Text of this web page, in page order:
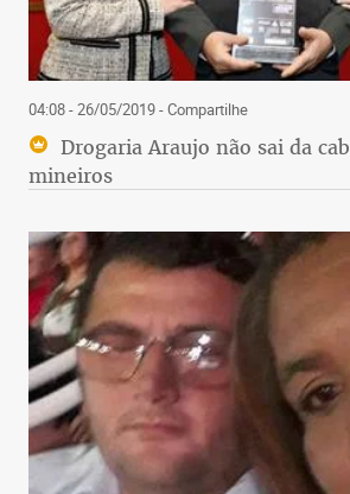
04:08 - 26/05/2019- Compartilhe
Drogaria Araujo não sai da
mineiros